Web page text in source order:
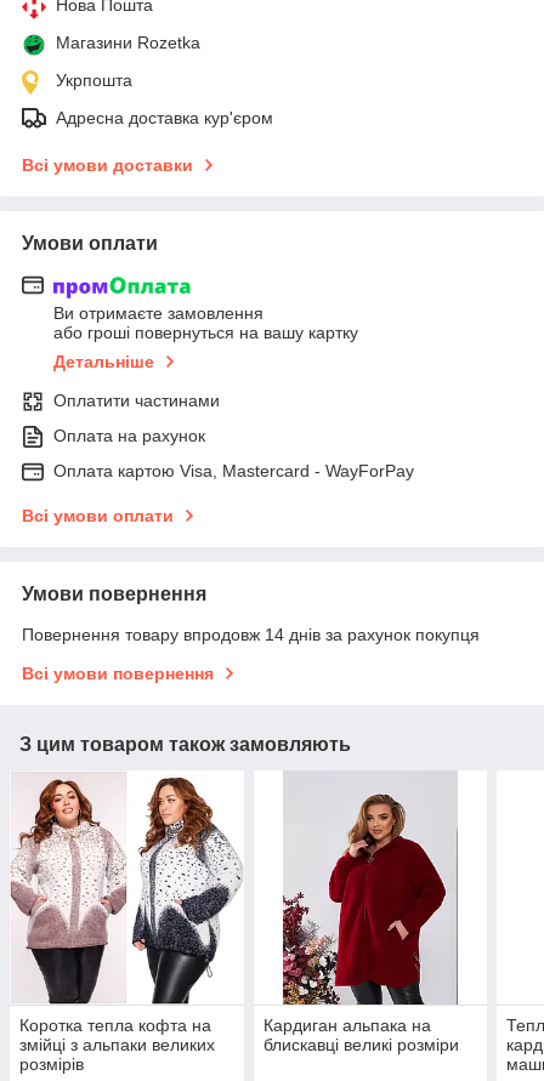
Нова Пошта
Магазини Rozetka
Укрпошта
Адресна доставка кур'єром
Всі умови доставки
Умови оплати
Ви отримаєте замовлення
або гроші повернуться на вашу картку
Детальніше
Оплатити частинами
Оплата на рахунок
Оплата картою Visa, Mastercard - WayForPay
Всі умови оплати
Умови повернення
Повернення товару впродовж 14 днів за рахунок покупця
Всі умови повернення
З цим товаром також замовляють
Коротка тепла кофта на
змійці з альпаки великих
розмірів
Кардиган альпака на
блискавці великі розміри